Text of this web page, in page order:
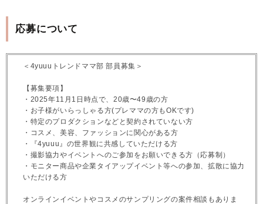
応募について
＜4yuuuトレンドママ部 部員募集＞
【募集要項】
・2025年11月1日時点で、20歳〜49歳の方
・お子様がいらっしゃる方(プレママの方もOKです)
・特定のプロダクションなどと契約されていない方
・コスメ、美容、ファッションに関心がある方
・『4yuuu』の世界観に共感していただける方
・撮影協力やイベントへのご参加をお願いできる方（応募制）
・モニター商品や企業タイアップイベント等への参加、拡散に協力
いただける方
オンラインイベントやコスメのサンプリングの案件相談もありま